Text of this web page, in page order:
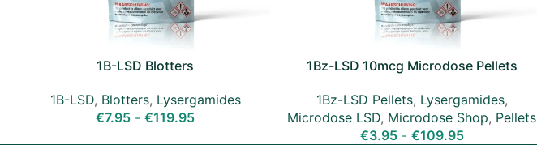
1B-LSD Blotters
1B-LSD, Blotters, Lysergamides
€7.95 - €119.95
1Bz-LSD 10mcg Microdose Pellets
1Bz-LSD Pellets, Lysergamides,
Microdose LSD, Microdose Shop, Pellets
€3.95 - €109.95